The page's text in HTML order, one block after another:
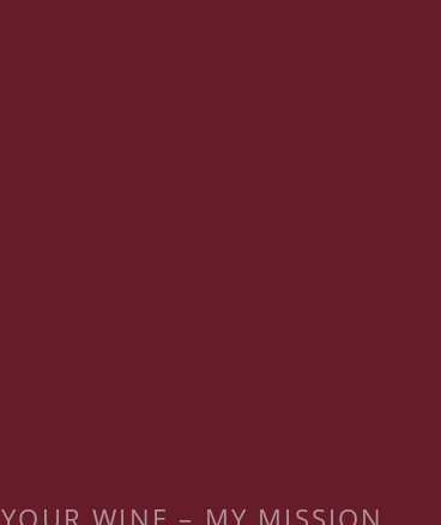
YOUR WINE – MY MISSION